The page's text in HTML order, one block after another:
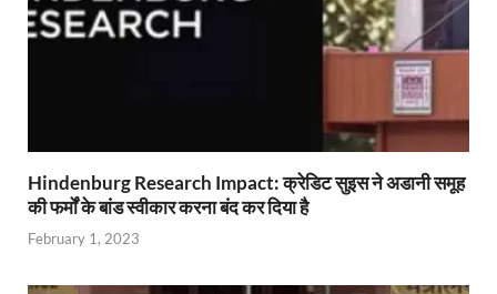
Hindenburg Research Impact: क्रेडिट सुइस ने अडानी समूह
की फर्मों के बांड स्वीकार करना बंद कर दिया है
February 1, 2023